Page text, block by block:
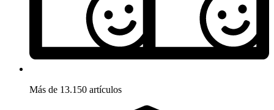
Más de 13.150 artículos